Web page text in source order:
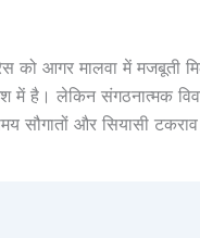
को आगर मालवा में मजबूती
में है। लेकिन संगठनात्मक
सौगातों और सियासी